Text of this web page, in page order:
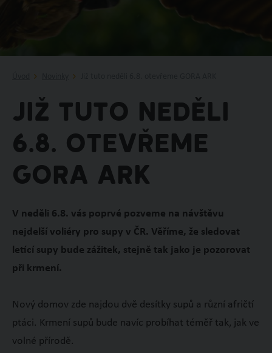
Již tuto neděli
6.8. otevřeme
GORA ARK
V neděli 6.8. vás poprvé pozveme na návštěvu
nejdelší voliéry pro supy v ČR. Věříme, že sledovat
letící supy bude zážitek, stejně tak jako je pozorovat
při krmení.
Nový domov zde najdou dvě desítky supů a různí afričtí
ptáci. Krmení supů bude navíc probíhat téměř tak, jak ve
volné přírodě.